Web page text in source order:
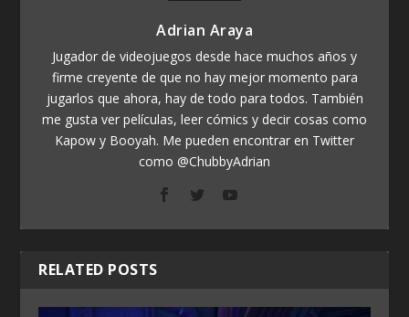
Adrian Araya
Jugador de videojuegos desde hace muchos años y
firme creyente de que no hay mejor momento para
jugarlos que ahora, hay de todo para todos. También
me gusta ver películas, leer cómics y decir cosas como
Kapow y Booyah. Me pueden encontrar en Twitter
como @ChubbyAdrian
RELATED POSTS